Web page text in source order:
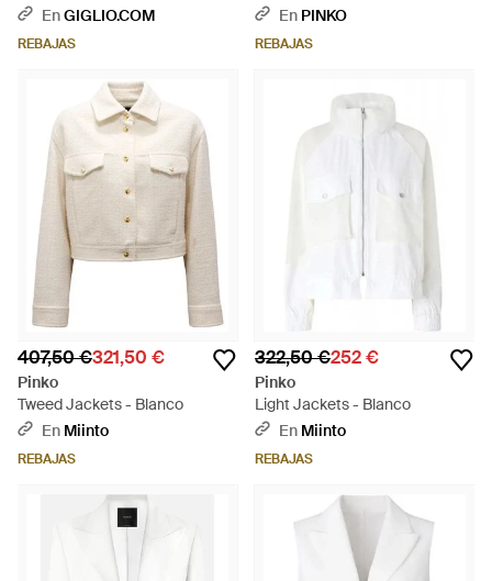
Sencilla Con Cuentas - Blanco
EnGIGLIO.COM
REBAJAS
Estampado De Serpiente -
En PINKO
REBAJAS
407,50 €321,50 €
Pinko
Tweed Jackets - Blanco
En Miinto
REBAJAS
322,50 €252 €
Pinko
Light Jackets - Blanco
En Miinto
REBAJAS